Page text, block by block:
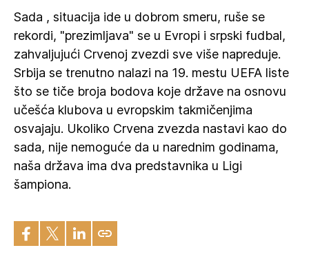
Sada , situacija ide u dobrom smeru, ruše se
rekordi, "prezimljava" se u Evropi i srpski fudbal,
zahvaljujući Crvenoj zvezdi sve više napreduje.
Srbija se trenutno nalazi na 19. mestu UEFA liste
što se tiče broja bodova koje države na osnovu
učešća klubova u evropskim takmičenjima
osvajaju. Ukoliko Crvena zvezda nastavi kao do
sada, nije nemoguće da u narednim godinama,
naša država ima dva predstavnika u Ligi
šampiona.